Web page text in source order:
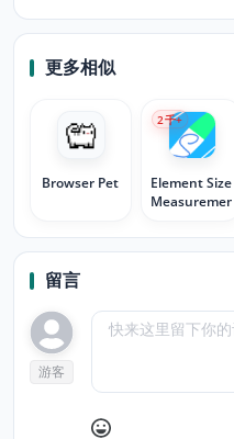
更多相似
Browser Pet
Element Size
Measurement
2千+
留言
游客